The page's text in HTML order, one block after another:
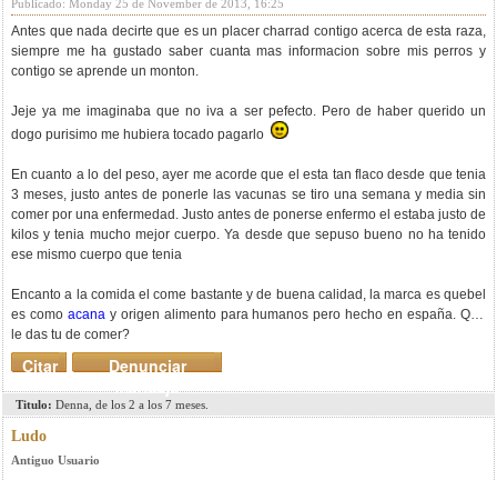
Publicado: Monday 25 de November de 2013, 16:25
Antes que nada decirte que es un placer charrad contigo acerca de esta raza,
siempre me ha gustado saber cuanta mas informacion sobre mis perros y
contigo se aprende un monton.
Jeje ya me imaginaba que no iva a ser pefecto. Pero de haber querido un
dogo purisimo me hubiera tocado pagarlo
En cuanto a lo del peso, ayer me acorde que el esta tan flaco desde que tenia
3 meses, justo antes de ponerle las vacunas se tiro una semana y media sin
comer por una enfermedad. Justo antes de ponerse enfermo el estaba justo de
kilos y tenia mucho mejor cuerpo. Ya desde que sepuso bueno no ha tenido
ese mismo cuerpo que tenia
Encanto a la comida el come bastante y de buena calidad, la marca es quebel
es como acanay origen alimento para humanos pero hecho en españa. Que
le das tu de comer?
Denunciar
mensaje
Citar
Titulo: Denna, de los 2 a los 7 meses.
Ludo
Antiguo Usuario